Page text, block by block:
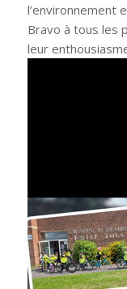
l’environnement
Bravo à tous les
leur